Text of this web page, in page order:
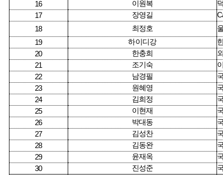
16
이원복
17
장영길
18
최정호
19
하이디강
20
한충희
21
조기숙
22
남경필
23
원혜영
24
김희정
25
이현재
26
박대동
27
김성찬
28
김동완
29
윤재옥
30
진성준